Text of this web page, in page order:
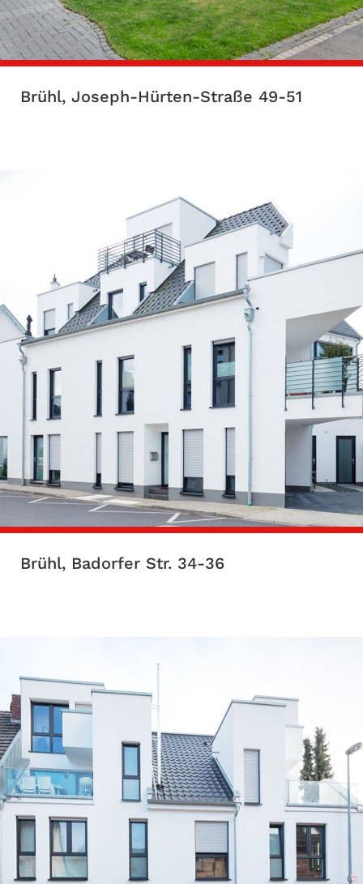
Brühl, Joseph-Hürten-Straße 49-51
Brühl, Badorfer Str. 34-36